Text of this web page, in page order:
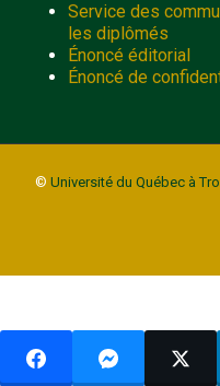
Service des
les diplômés
Énoncé éditorial
Énoncé de
© Université du Québec à